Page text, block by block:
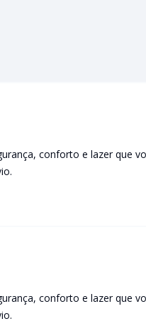
conforto e lazer que
conforto e lazer que